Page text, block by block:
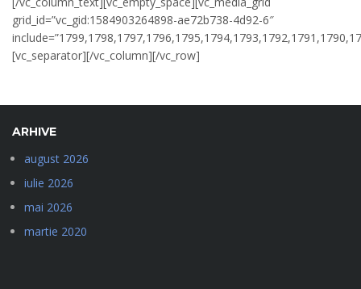
grid_id=”vc_gid:1584903264898-ae72b738-4d92-6″
[vc_separator][/vc_column][/vc_row]
ARHIVE
august 2026
iulie 2026
mai 2026
martie 2020